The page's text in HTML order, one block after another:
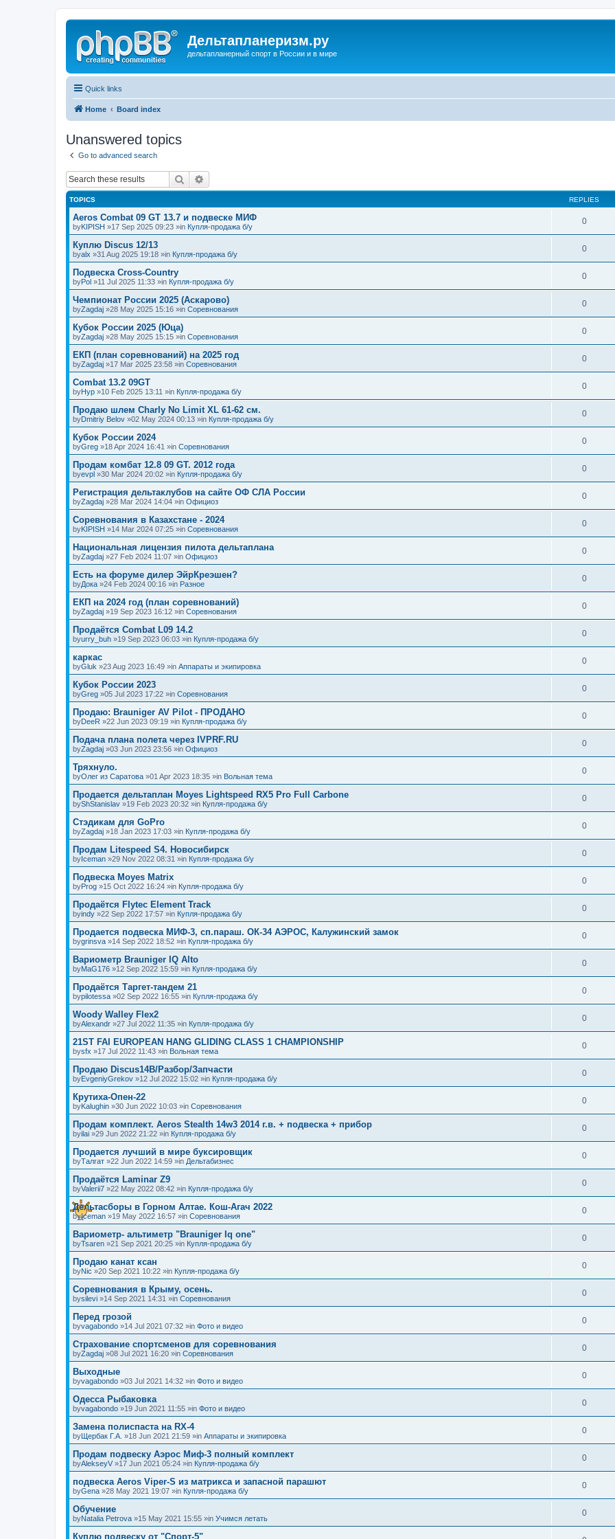
Дельтапланеризм.ру
дельтапланерный спорт в России и в мире
Quick links
Home Board index
Unanswered topics
Go to advanced search
Search
TOPICS REPLIES
Aeros Combat 09 GT 13.7 и подвеске МИФ
byKIPISH »17 Sep 2025 09:23 »in Купля-продажа б/у
0
Куплю Discus 12/13
byalx »31 Aug 2025 19:18 »in Купля-продажа б/у
0
Подвеска Cross-Country
byPol »11 Jul 2025 11:33 »in Купля-продажа б/у
0
Чемпионат России 2025 (Аскарово)
byZagdaj »28 May 2025 15:16 »in Соревнования
0
Кубок России 2025 (Юца)
byZagdaj »28 May 2025 15:15 »in Соревнования
0
ЕКП (план соревнований) на 2025 год
byZagdaj »17 Mar 2025 23:58 »in Соревнования
0
Combat 13.2 09GT
byНур »10 Feb 2025 13:11 »in Купля-продажа б/у
0
Продаю шлем Charly No Limit XL 61-62 см.
byDmitriy Belov »02 May 2024 00:13 »in Купля-продажа б/у
0
Кубок России 2024
byGreg »18 Apr 2024 16:41 »in Соревнования
0
Продам комбат 12.8 09 GT. 2012 года
byevpl »30 Mar 2024 20:02 »in Купля-продажа б/у
0
Регистрация дельтаклубов на сайте ОФ СЛА России
byZagdaj »28 Mar 2024 14:04 »in Официоз
0
Соревнования в Казахстане - 2024
byKIPISH »14 Mar 2024 07:25 »in Соревнования
0
Национальная лицензия пилота дельтаплана
byZagdaj »27 Feb 2024 11:07 »in Официоз
0
Есть на форуме дилер ЭйрКреэшен?
byДока »24 Feb 2024 00:16 »in Разное
0
ЕКП на 2024 год (план соревнований)
byZagdaj »19 Sep 2023 16:12 »in Соревнования
0
Продаётся Combat L09 14.2
byurry_buh »19 Sep 2023 06:03 »in Купля-продажа б/у
0
каркас
byGluk »23 Aug 2023 16:49 »in Аппараты и экипировка
0
Кубок России 2023
byGreg »05 Jul 2023 17:22 »in Соревнования
0
Продаю: Brauniger AV Pilot - ПРОДАНО
byDeeR »22 Jun 2023 09:19 »in Купля-продажа б/у
0
Подача плана полета через IVPRF.RU
byZagdaj »03 Jun 2023 23:56 »in Официоз
0
Тряхнуло.
byОлег из Саратова »01 Apr 2023 18:35 »in Вольная тема
0
Продается дельтаплан Moyes Lightspeed RX5 Pro Full Carbone
byShStanislav »19 Feb 2023 20:32 »in Купля-продажа б/у
0
Стэдикам для GoPro
byZagdaj »18 Jan 2023 17:03 »in Купля-продажа б/у
0
Продам Litespeed S4. Новосибирск
byIceman »29 Nov 2022 08:31 »in Купля-продажа б/у
0
Подвеска Moyes Matrix
byProg »15 Oct 2022 16:24 »in Купля-продажа б/у
0
Продаётся Flytec Element Track
byindy »22 Sep 2022 17:57 »in Купля-продажа б/у
0
Продается подвеска МИФ-3, сп.параш. ОК-34 АЭРОС, Калужинский замок
bygrinsva »14 Sep 2022 18:52 »in Купля-продажа б/у
0
Вариометр Brauniger IQ Alto
byMaG176 »12 Sep 2022 15:59 »in Купля-продажа б/у
0
Продаётся Таргет-тандем 21
bypilotessa »02 Sep 2022 16:55 »in Купля-продажа б/у
0
Woody Walley Flex2
byAlexandr »27 Jul 2022 11:35 »in Купля-продажа б/у
0
21ST FAI EUROPEAN HANG GLIDING CLASS 1 CHAMPIONSHIP
bysfx »17 Jul 2022 11:43 »in Вольная тема
0
Продаю Discus14B/Разбор/Запчасти
byEvgeniyGrekov »12 Jul 2022 15:02 »in Купля-продажа б/у
0
Крутиха-Опен-22
byKalughin »30 Jun 2022 10:03 »in Соревнования
0
Продам комплект. Aeros Stealth 14w3 2014 г.в. + подвеска + прибор
byilai »29 Jun 2022 21:22 »in Купля-продажа б/у
0
Продается лучший в мире буксировщик
byТалгат »22 Jun 2022 14:59 »in Дельтабизнес
0
Продаётся Laminar Z9
byValerii7 »22 May 2022 08:42 »in Купля-продажа б/у
0
Дельтасборы в Горном Алтае. Кош-Агач 2022
byIceman »19 May 2022 16:57 »in Соревнования
0
Вариометр- альтиметр "Brauniger Iq one"
byTsaren »21 Sep 2021 20:25 »in Купля-продажа б/у
0
Продаю канат ксан
byNic »20 Sep 2021 10:22 »in Купля-продажа б/у
0
Соревнования в Крыму, осень.
bysilevi »14 Sep 2021 14:31 »in Соревнования
0
Перед грозой
byvagabondo »14 Jul 2021 07:32 »in Фото и видео
0
Страхование спортсменов для соревнования
byZagdaj »08 Jul 2021 16:20 »in Соревнования
0
Выходные
byvagabondo »03 Jul 2021 14:32 »in Фото и видео
0
Одесса Рыбаковка
byvagabondo »19 Jun 2021 11:55 »in Фото и видео
0
Замена полиспаста на RX-4
byЩербак Г.А. »18 Jun 2021 21:59 »in Аппараты и экипировка
0
Продам подвеску Аэрос Миф-3 полный комплект
byAlekseyV »17 Jun 2021 05:24 »in Купля-продажа б/у
0
подвеска Aeros Viper-S из матрикса и запасной парашют
byGena »28 May 2021 19:07 »in Купля-продажа б/у
0
Обучение
byNatalia Petrova »15 May 2021 15:55 »in Учимся летать
0
Куплю подвеску от "Спорт-5"